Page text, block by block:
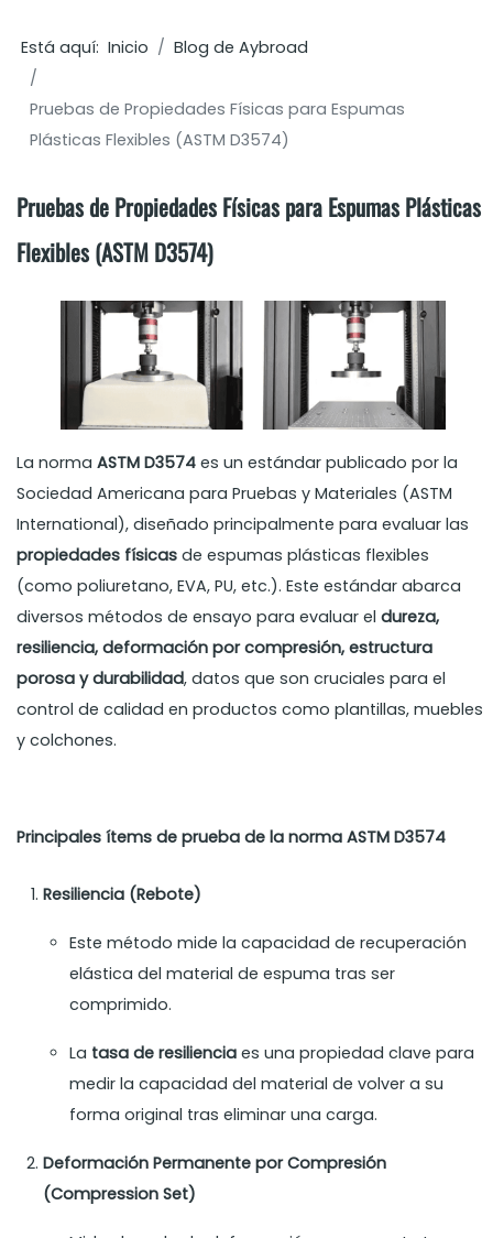
Está aquí:Inicio Blog de Aybroad
Pruebas de Propiedades Físicas para Espumas
Plásticas Flexibles (ASTM D3574)
Pruebas de Propiedades Físicas para Espumas Plásticas
Flexibles (ASTM D3574)
La normaASTM D3574 es un estándar publicado por la
Sociedad Americana para Pruebas y Materiales (ASTM
International), diseñado principalmente para evaluar las
propiedades físicas de espumas plásticas flexibles
(como poliuretano, EVA, PU, etc.). Este estándar abarca
diversos métodos de ensayo para evaluar eldureza,
resiliencia, deformación por compresión, estructura
porosa y durabilidad, datos que son cruciales para el
control de calidad en productos como plantillas, muebles
y colchones.
Principales ítems de prueba de la norma ASTM D3574
Resiliencia (Rebote)
Este método mide la capacidad de recuperación
elástica del material de espuma tras ser
comprimido.
La tasa de resiliencia es una propiedad clave para
medir la capacidad del material de volver a su
forma original tras eliminar una carga.
Deformación Permanente por Compresión
(Compression Set)